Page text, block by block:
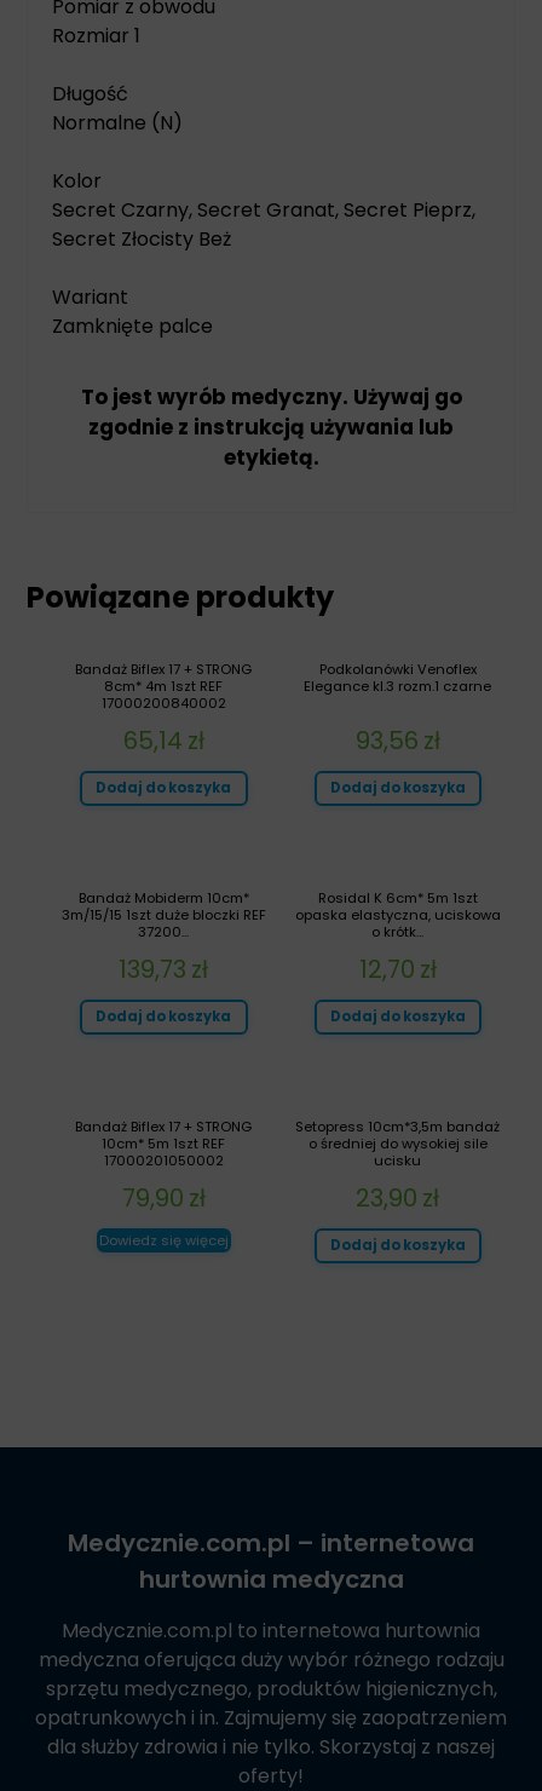
Pomiar z obwodu
Rozmiar 1
Długość
Normalne (N)
Kolor
Secret Czarny, Secret Granat, Secret Pieprz,
Secret Złocisty Beż
Wariant
Zamknięte palce
To jest wyrób medyczny. Używaj go
zgodnie z instrukcją używania lub
etykietą.
Powiązane produkty
Podkolanówki Venoflex
Elegance kl.3 rozm.1 czarne
93,56 zł
Dodaj do koszyka
Bandaż Biflex 17 + STRONG
8cm* 4m 1szt REF
17000200840002
65,14 zł
Dodaj do koszyka
Rosidal K 6cm* 5m 1szt
opaska elastyczna, uciskowa
o krótk...
12,70 zł
Dodaj do koszyka
Bandaż Mobiderm 10cm*
3m/15/15 1szt duże bloczki REF
37200...
139,73 zł
Dodaj do koszyka
Setopress 10cm*3,5m bandaż
o średniej do wysokiej sile
ucisku
23,90 zł
Dodaj do koszyka
Bandaż Biflex 17 + STRONG
10cm* 5m 1szt REF
17000201050002
79,90 zł
Dowiedz się więcej
Medycznie.com.pl – internetowa
hurtownia medyczna
Medycznie.com.pl to internetowa hurtownia
medyczna oferująca duży wybór różnego rodzaju
sprzętu medycznego, produktów higienicznych,
opatrunkowych i in. Zajmujemy się zaopatrzeniem
dla służby zdrowia i nie tylko. Skorzystaj z naszej
oferty!